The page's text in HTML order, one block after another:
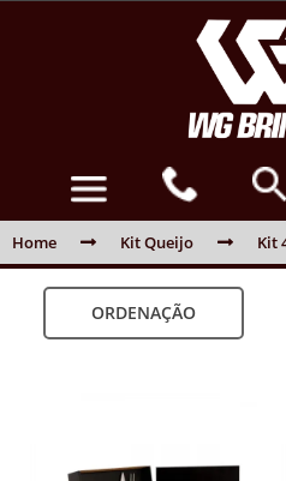
Home Kit Queijo Kit
ORDENAÇÃO